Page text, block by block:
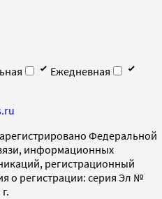
Ежедневная
Федеральной
информационных
регистрационный
о регистрации: серия Эл №